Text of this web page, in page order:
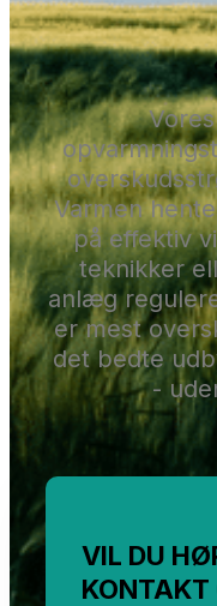
VIL DU
KONTAKT
Varmen
på effektiv
teknikker
anlæg
er mest
det bedte
-